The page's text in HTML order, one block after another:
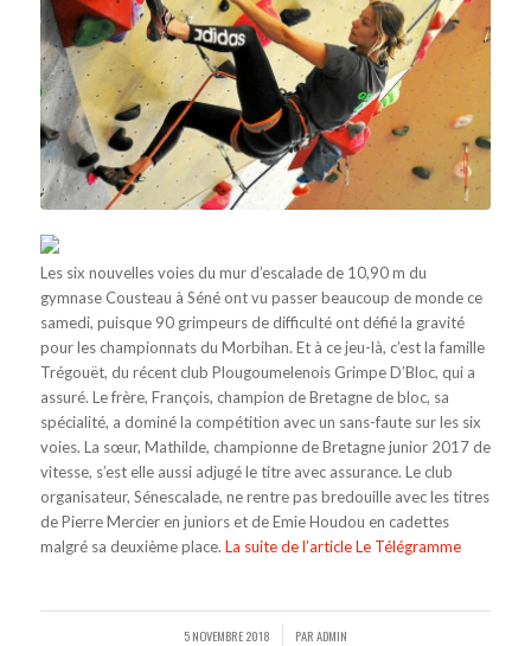
Les six nouvelles voies du mur d’escalade de 10,90 m du
gymnase Cousteau à Séné ont vu passer beaucoup de monde ce
samedi, puisque 90 grimpeurs de difficulté ont défié la gravité
pour les championnats du Morbihan. Et à ce jeu-là, c’est la famille
Trégouët, du récent club Plougoumelenois Grimpe D’Bloc, qui a
assuré. Le frère, François, champion de Bretagne de bloc, sa
spécialité, a dominé la compétition avec un sans-faute sur les six
voies. La sœur, Mathilde, championne de Bretagne junior 2017 de
vitesse, s’est elle aussi adjugé le titre avec assurance. Le club
organisateur, Sénescalade, ne rentre pas bredouille avec les titres
de Pierre Mercier en juniors et de Emie Houdou en cadettes
malgré sa deuxième place. La suite de l’article Le Télégramme
5 NOVEMBRE 2018
/ PARADMIN